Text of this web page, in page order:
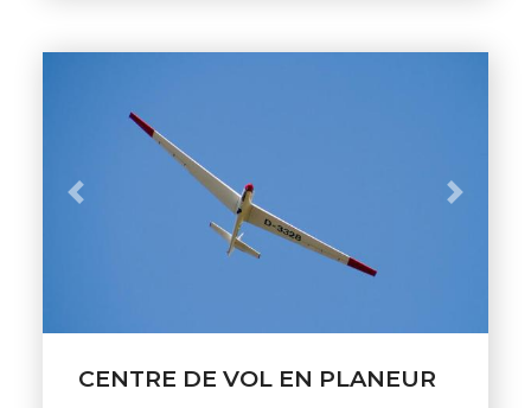
Previous Next
CENTRE DE VOL EN PLANEUR